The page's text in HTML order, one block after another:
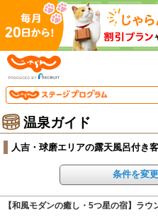
温泉ガイド
人吉・球磨エリアの露天風呂付き
条件を変
【和風モダンの癒し・5つ星の宿】ラ